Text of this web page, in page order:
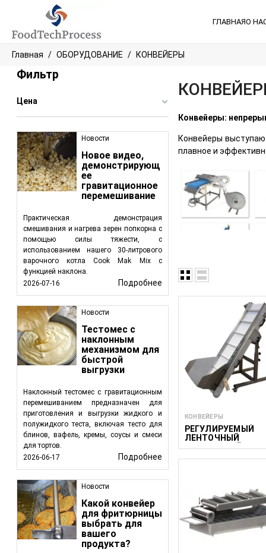
ГЛАВНАЯО
Главная ОБОРУДОВАНИЕ КОНВЕЙЕРЫ
Фильтр
Цена
Новости
Новое видео,
демонстрирующ
ее
гравитационное
перемешивание
Практическая демонстрация
смешивания и нагрева зерен попкорна с
помощью силы тяжести, с
использованием нашего 30-литрового
варочного котла Cook Mak Mix с
функцией наклона.
2026-07-16
Подробнее
Новости
Тестомес с
наклонным
механизмом для
быстрой
выгрузки
Наклонный тестомес с гравитационным
перемешиванием предназначен для
приготовления и выгрузки жидкого и
полужидкого теста, включая тесто для
блинов, вафель, кремы, соусы и смеси
для тортов.
2026-06-17
Подробнее
Новости
Какой конвейер
для фритюрницы
выбрать для
вашего
продукта?
Конвейеры:
Конвейеры
плавное и
Функциональность и
Конвейеры
упакованных
загрязнения и
специфические
Ленточные
подходят для
Винтовые
ограниченных
эффективность
КОНВЕЙЕРЫ
РЕГУЛИРУЕМЫЙ
ЛЕНТОЧНЫЙ
ТРАНСПОРТЁР С